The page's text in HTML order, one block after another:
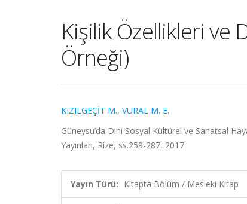
Kişilik Özellikleri ve
Örneği)
KIZILGEÇİT M., VURAL M. E.
Güneysu’da Dini Sosyal Kültürel ve Sanatsal
Yayınları, Rize, ss.259-287, 2017
Yayın Türü: Kitapta Bölüm / Mesleki Kitap